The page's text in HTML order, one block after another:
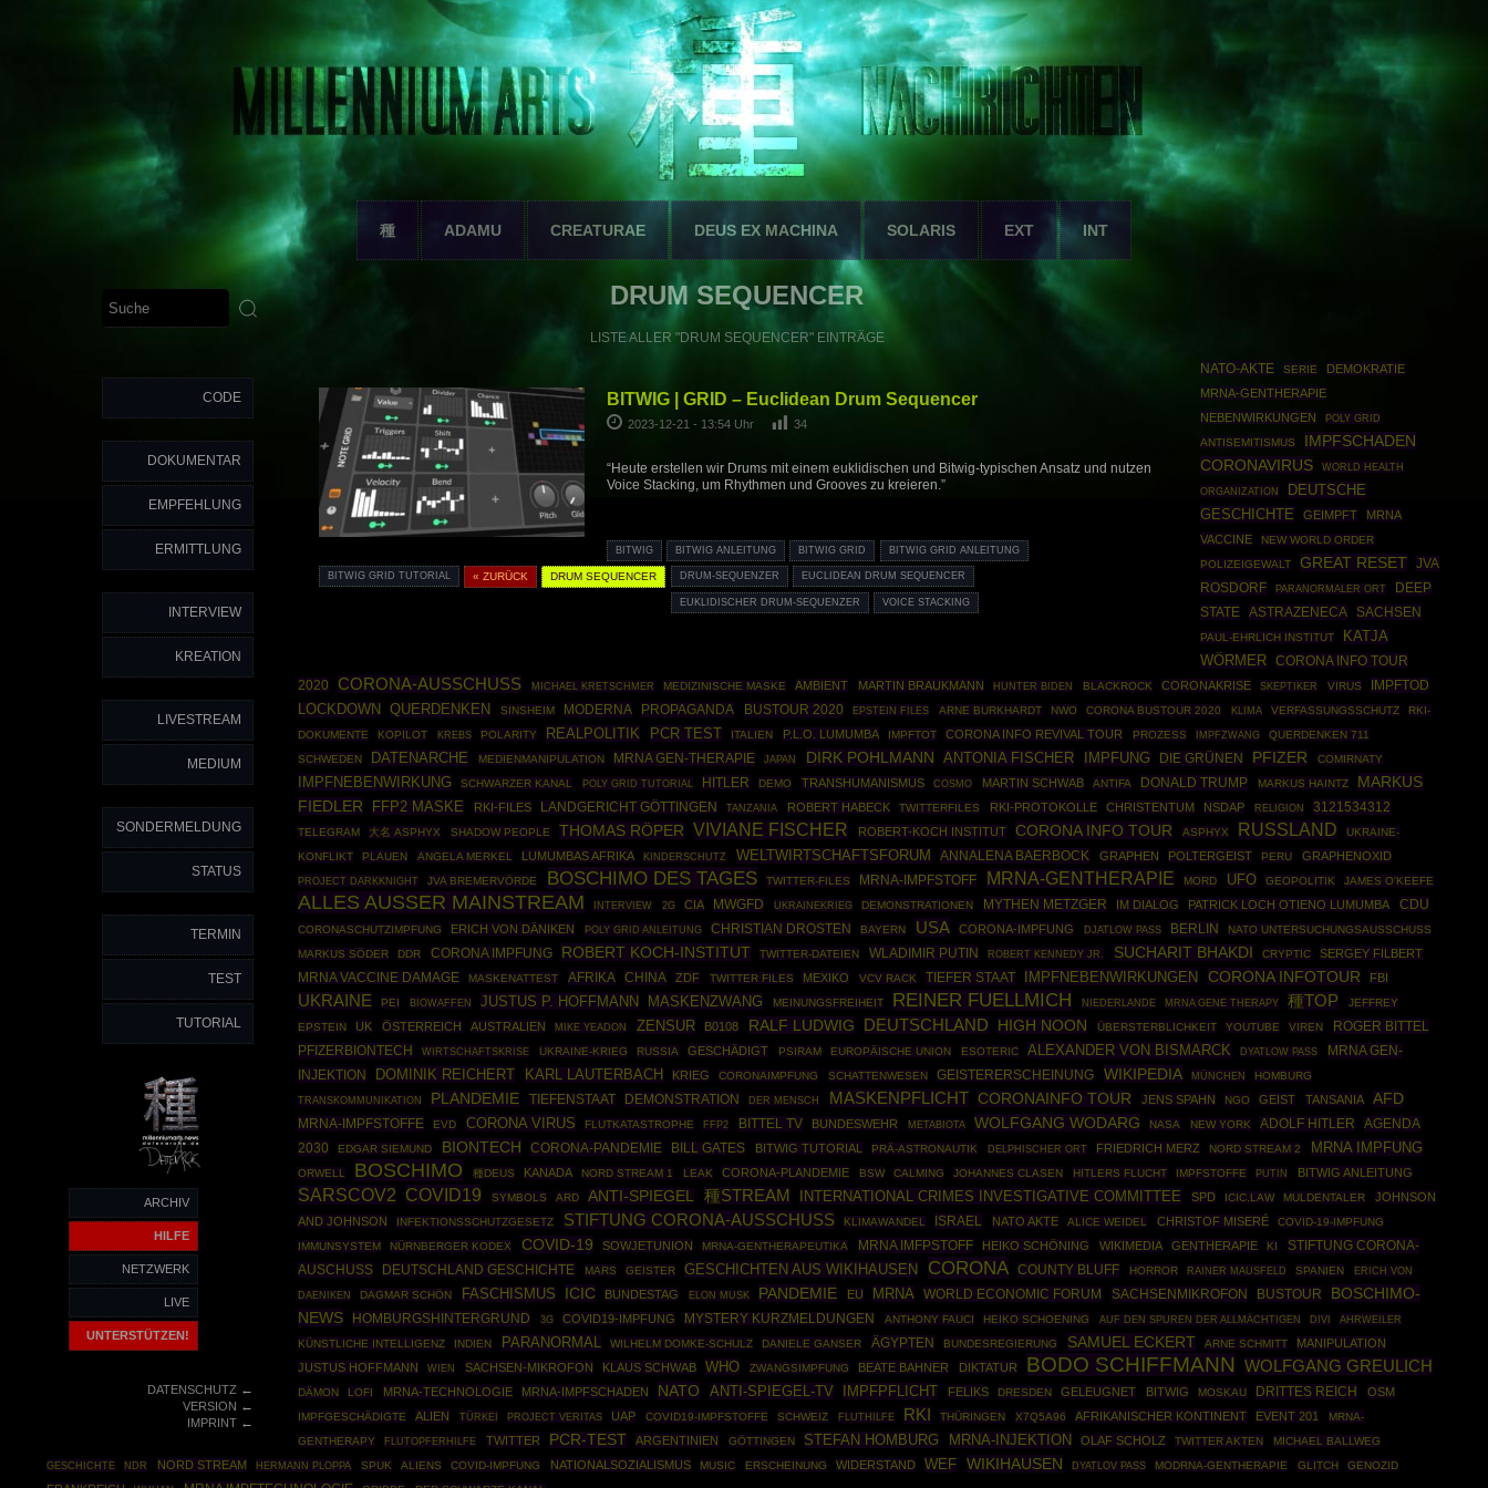
種 ADAMU CREATURAE DEUS EX MACHINA SOLARIS EXT INT
CODE
DOKUMENTAR
EMPFEHLUNG
ERMITTLUNG
INTERVIEW
KREATION
LIVESTREAM
MEDIUM
SONDERMELDUNG
STATUS
TERMIN
TEST
TUTORIAL
ARCHIV
HILFE
NETZWERK
LIVE
UNTERSTÜTZEN!
DATENSCHUTZ←
VERSION ←
IMPRINT←
DRUM SEQUENCER
LISTE ALLER "DRUM SEQUENCER" EINTRÄGE
BITWIG | GRID – Euclidean Drum Sequencer
2023-12-21 - 13:54 Uhr 34
“Heute erstellen wir Drums mit einem euklidischen und Bitwig-typischen Ansatz und nutzen
Voice Stacking, um Rhythmen und Grooves zu kreieren.”
BITWIG BITWIG ANLEITUNG BITWIG GRID BITWIG GRID ANLEITUNG
BITWIG GRID TUTORIAL « ZURÜCK DRUM SEQUENCER DRUM-SEQUENZER EUCLIDEAN DRUM SEQUENCER
EUKLIDISCHER DRUM-SEQUENZER VOICE STACKING
NATO-AKTE SERIE
DEMOKRATIE
MRNA-GENTHERAPIE
NEBENWIRKUNGEN
POLY GRID
ANTISEMITISMUS
IMPFSCHADEN
CORONAVIRUS
WORLD HEALTH
ORGANIZATION
DEUTSCHE
GESCHICHTE
GEIMPFT
MRNA
VACCINE
NEW WORLD ORDER
POLIZEIGEWALT
GREAT RESET
JVA
ROSDORF
PARANORMALER ORT
DEEP
STATE ASTRAZENECA SACHSEN
PAUL-EHRLICH INSTITUT
KATJA
WÖRMER
CORONA INFO TOUR
2020
CORONA-AUSSCHUSS MICHAEL KRETSCHMER MEDIZINISCHE MASKE AMBIENT MARTIN BRAUKMANN HUNTER BIDEN BLACKROCK CORONAKRISE SKEPTIKER VIRUS
IMPFTOD
LOCKDOWN
QUERDENKEN SINSHEIM MODERNA PROPAGANDA BUSTOUR 2020 EPSTEIN FILES ARNE BURKHARDT NWO CORONA BUSTOUR 2020 KLIMA VERFASSUNGSSCHUTZ
RKI-
DOKUMENTE
KOPILOT KREBS POLARITY REALPOLITIK PCR TEST ITALIEN P.L.O. LUMUMBA IMPFTOT CORONA INFO REVIVAL TOUR PROZESS IMPFZWANG
QUERDENKEN 711
SCHWEDEN
DATENARCHE MEDIENMANIPULATION MRNA GEN-THERAPIE JAPAN DIRK POHLMANN ANTONIA FISCHER IMPFUNG DIE GRÜNEN PFIZER COMIRNATY
IMPFNEBENWIRKUNG SCHWARZER KANAL POLY GRID TUTORIAL HITLER DEMO TRANSHUMANISMUS COSMO MARTIN SCHWAB ANTIFA DONALD TRUMP MARKUS HAINTZ
MARKUS
FIEDLER
FFP2 MASKE RKI-FILES LANDGERICHT GÖTTINGEN TANZANIA ROBERT HABECK TWITTERFILES RKI-PROTOKOLLE CHRISTENTUM NSDAP RELIGION 3121534312
TELEGRAM 大名 ASPHYX SHADOW PEOPLE THOMAS RÖPER VIVIANE FISCHER ROBERT-KOCH INSTITUT CORONA INFO TOUR ASPHYX RUSSLAND
UKRAINE-
KONFLIKT
PLAUEN ANGELA MERKEL LUMUMBAS AFRIKA KINDERSCHUTZ WELTWIRTSCHAFTSFORUM ANNALENA BAERBOCK GRAPHEN POLTERGEIST PERU GRAPHENOXID
PROJECT DARKKNIGHT JVA BREMERVÖRDE BOSCHIMO DES TAGES TWITTER-FILES MRNA-IMPFSTOFF MRNA-GENTHERAPIE MORD UFO GEOPOLITIK JAMES O'KEEFE
ALLES AUSSER MAINSTREAM INTERVIEW 2G CIA MWGFD UKRAINEKRIEG DEMONSTRATIONEN MYTHEN METZGER IM DIALOG PATRICK LOCH OTIENO LUMUMBA CDU
CORONASCHUTZIMPFUNG ERICH VON DÄNIKEN POLY GRID ANLEITUNG CHRISTIAN DROSTEN BAYERN USA CORONA-IMPFUNG DJATLOW PASS BERLIN
NATO UNTERSUCHUNGSAUSSCHUSS
MARKUS SÖDER
DDR CORONA IMPFUNG ROBERT KOCH-INSTITUT TWITTER-DATEIEN WLADIMIR PUTIN ROBERT KENNEDY JR. SUCHARIT BHAKDI CRYPTIC
SERGEY FILBERT
MRNA VACCINE DAMAGE
MASKENATTEST AFRIKA CHINA ZDF TWITTER FILES MEXIKO VCV RACK TIEFER STAAT IMPFNEBENWIRKUNGEN CORONA INFOTOUR FBI
UKRAINE PEI BIOWAFFEN JUSTUS P. HOFFMANN MASKENZWANG MEINUNGSFREIHEIT REINER FUELLMICH NIEDERLANDE MRNA GENE THERAPY 種TOP
JEFFREY
EPSTEIN
UK ÖSTERREICH AUSTRALIEN MIKE YEADON ZENSUR B0108 RALF LUDWIG DEUTSCHLAND HIGH NOON ÜBERSTERBLICHKEIT YOUTUBE VIREN
ROGER BITTEL
PFIZERBIONTECH
WIRTSCHAFTSKRISE UKRAINE-KRIEG RUSSIA GESCHÄDIGT PSIRAM EUROPÄISCHE UNION ESOTERIC ALEXANDER VON BISMARCK DYATLOW PASS
MRNA GEN-
INJEKTION
DOMINIK REICHERT KARL LAUTERBACH KRIEG CORONAIMPFUNG SCHATTENWESEN GEISTERERSCHEINUNG WIKIPEDIA MÜNCHEN HOMBURG
TRANSKOMMUNIKATION PLANDEMIE TIEFENSTAAT DEMONSTRATION DER MENSCH MASKENPFLICHT CORONAINFO TOUR JENS SPAHN NGO GEIST TANSANIA AFD
MRNA-IMPFSTOFFE EVD CORONA VIRUS FLUTKATASTROPHE FFP2 BITTEL TV BUNDESWEHR METABIOTA WOLFGANG WODARG NASA NEW YORK ADOLF HITLER
AGENDA
2030
EDGAR SIEMUND BIONTECH CORONA-PANDEMIE BILL GATES BITWIG TUTORIAL PRÄ-ASTRONAUTIK DELPHISCHER ORT FRIEDRICH MERZ NORD STREAM 2 MRNA IMPFUNG
ORWELL BOSCHIMO 種DEUS KANADA NORD STREAM 1 LEAK CORONA-PLANDEMIE BSW CALMING JOHANNES CLASEN HITLERS FLUCHT IMPFSTOFFE PUTIN BITWIG ANLEITUNG
SARSCOV2 COVID19 SYMBOLS ARD ANTI-SPIEGEL 種STREAM INTERNATIONAL CRIMES INVESTIGATIVE COMMITTEE SPD ICIC.LAW MULDENTALER
JOHNSON
AND JOHNSON
INFEKTIONSSCHUTZGESETZ STIFTUNG CORONA-AUSSCHUSS KLIMAWANDEL ISRAEL NATO AKTE ALICE WEIDEL CHRISTOF MISERÉ
COVID-19-IMPFUNG
IMMUNSYSTEM
NÜRNBERGER KODEX COVID-19 SOWJETUNION MRNA-GENTHERAPEUTIKA MRNA IMFPSTOFF HEIKO SCHÖNING WIKIMEDIA GENTHERAPIE KI
STIFTUNG CORONA-
AUSCHUSS
DEUTSCHLAND GESCHICHTE MARS GEISTER GESCHICHTEN AUS WIKIHAUSEN CORONA COUNTY BLUFF HORROR RAINER MAUSFELD SPANIEN ERICH VON
DAENIKEN DAGMAR SCHÖN FASCHISMUS ICIC BUNDESTAG ELON MUSK PANDEMIE EU MRNA WORLD ECONOMIC FORUM SACHSENMIKROFON BUSTOUR
BOSCHIMO-
NEWS
HOMBURGSHINTERGRUND 3G COVID19-IMPFUNG MYSTERY KURZMELDUNGEN ANTHONY FAUCI HEIKO SCHOENING AUF DEN SPUREN DER ALLMÄCHTIGEN DIVI
AHRWEILER
KÜNSTLICHE INTELLIGENZ
INDIEN PARANORMAL WILHELM DOMKE-SCHULZ DANIELE GANSER ÄGYPTEN BUNDESREGIERUNG SAMUEL ECKERT ARNE SCHMITT
MANIPULATION
JUSTUS HOFFMANN
WIEN SACHSEN-MIKROFON KLAUS SCHWAB WHO ZWANGSIMPFUNG BEATE BAHNER DIKTATUR BODO SCHIFFMANN WOLFGANG GREULICH
DÄMON LOFI MRNA-TECHNOLOGIE MRNA-IMPFSCHADEN NATO ANTI-SPIEGEL-TV IMPFPFLICHT FELIKS DRESDEN GELEUGNET BITWIG MOSKAU DRITTES REICH OSM
IMPFGESCHÄDIGTE ALIEN TÜRKEI PROJECT VERITAS UAP COVID19-IMPFSTOFFE SCHWEIZ FLUTHILFE RKI THÜRINGEN X7Q5A96 AFRIKANISCHER KONTINENT EVENT 201
MRNA-
GENTHERAPY
FLUTOPFERHILFE TWITTER PCR-TEST ARGENTINIEN GÖTTINGEN STEFAN HOMBURG MRNA-INJEKTION OLAF SCHOLZ TWITTER AKTEN
MICHAEL BALLWEG
GESCHICHTE
NDR NORD STREAM HERMANN PLOPPA SPUK ALIENS COVID-IMPFUNG NATIONALSOZIALISMUS MUSIC ERSCHEINUNG WIDERSTAND WEF WIKIHAUSEN DYATLOV PASS MODRNA-GENTHERAPIE GLITCH GENOZID